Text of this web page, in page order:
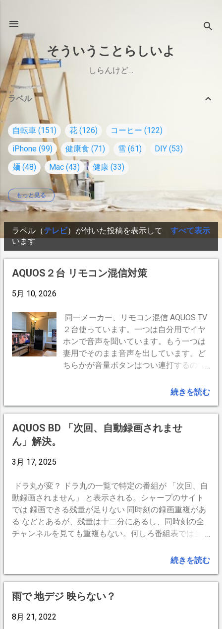
そういうことらしいよ
しらんけど…
ラベル
自転車 151 花 126 コーヒー 122
iPhone 99 健康食 71 雪 61 DIY 53
麺 48 Mac 43 健康 33
オーディオ 26 家 23
22
Windows 18 水出しコーヒー 17
コーヒー余談 12 テレビ 12 コーヒー焙煎
車 8 音楽 8 WordPress 7 車庫改装 7
Bluetooth 6 Time Machine 6
カップ＆ソーサー
コーヒーグッズ
コーヒーフィルター 5 コーヒー抽出 5
サーバー 5 コーヒーグラインダー 3
コーヒードリッパー 2
コーヒーストロー
1 コーヒー保存
コーヒー挽き方
コーヒー温度
もっと見る
投
稿
ラベル（テレビ）が付いた投稿を表示して
います
すべて表示
AQUOS２台 リモコン混信対策
5月 10, 2026
同一メーカー、リモコン混信 AQUOS TV
２台使っています。一つは自分用でイヤ
ホンで音声を聞いています。もう一つは
妻用でそのまま音声を出しています。ど
ちらかが音量ボタンはつい連打するので
面下に一行のエラーですが、しつこく連
の真ん中に出て画面を覆います。 とエラ
ーメッセージが出てすぐには消えなくな
の光を遮断する。カタログやメーカーサ
イトで受光部の位置を確認しておく。
下の図では1番が受光部です。 何かの部
品が余分にあって、それを両面テープで
貼り付けました。侵入方向を遮蔽してい
いかなかった対策 リモコンの送信部をテ
ープで覆います。 紙製の養生テープ メイ
ンディングテープ 初めはうまく行ったと
思ったのですが、押しっぱなしにすると
必ず反応してしまうことがわかりまし
続きを読む
AQUOS BD 「次回、自動録画されませ
ん」解決。
3月 17, 2025
ドラ丸が変？ ドラ丸の一覧で特定の番組が 「次回、自
動録画されません」 と表示される。シャープのサイト
では 録画できる残量が足りない 同時刻の録画重複があ
る などとあるが、残量は十二分にあるし、同時刻の全
チャンネルを見ても重複もない。何しろ番組表では当該
動予約録画をチェックする リモコンのホームボタンか
確認すると予約されている番組の一覧が出てきます。す
でに終了している、同時刻のドラマの予約が残っていま
した。これは重複ということになるのでしょう。 リモ
コンのグリーンボタンで番組名の右側の「○」印を「休
続きを読む
雨で 地デジ 映らない？
8月 21, 2022